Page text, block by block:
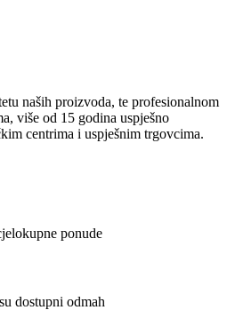
naših proizvoda, te profesionalnom
više od 15 godina uspješno
centrima i uspješnim trgovcima.
ponude
dostupni odmah